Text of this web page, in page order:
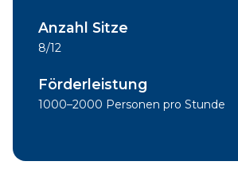
Anzahl Sitze
8/12
Förderleistung
1000–2000 Personen pro Stunde